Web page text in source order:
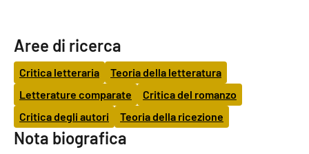
Aree di ricerca
Critica letteraria
Teoria della letteratura
Letterature comparate
Critica del romanzo
Critica degli autori
Teoria della ricezione
Nota biografica